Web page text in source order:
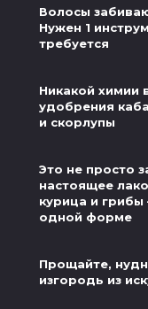
Волосы
Нужен 1
требуется
Никакой химии
удобрения
и скорлупы
Это не просто
настоящее
курица и
одной форме
Прощайте,
изгородь из